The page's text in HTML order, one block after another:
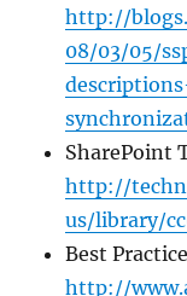
http://
08/03/05/
SharePoint
http://
us/library/
Best
http://